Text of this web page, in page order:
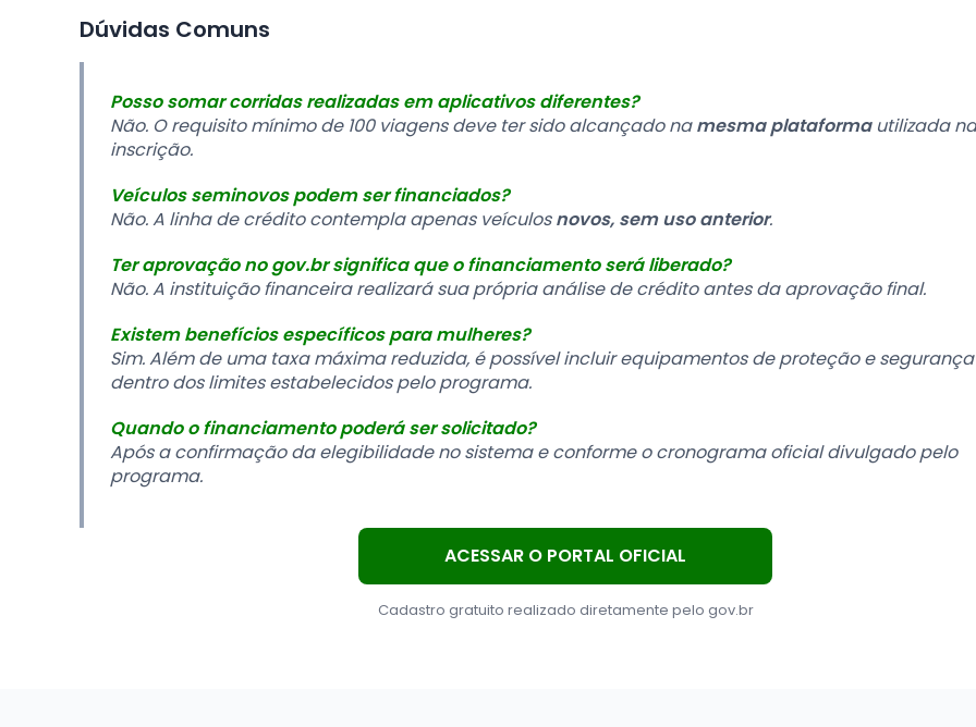
Dúvidas Comuns
Posso somar corridas realizadas em aplicativos diferentes?
Não. O requisito mínimo de 100 viagens deve ter sido alcançado namesma plataformautilizada na
inscrição.
Veículos seminovos podem ser financiados?
Não. A linha de crédito contempla apenas veículosnovos, sem uso anterior.
Ter aprovação no gov.br significa que o financiamento será liberado?
Não. A instituição financeira realizará sua própria análise de crédito antes da aprovação final.
Existem benefícios específicos para mulheres?
Sim. Além de uma taxa máxima reduzida, é possível incluir equipamentos de proteção e segurança
dentro dos limites estabelecidos pelo programa.
Quando o financiamento poderá ser solicitado?
Após a confirmação da elegibilidade no sistema e conforme o cronograma oficial divulgado pelo
programa.
ACESSAR O PORTAL OFICIAL
Cadastro gratuito realizado diretamente pelo gov.br